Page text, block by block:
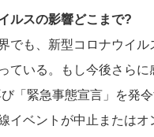
ルスの影響どこまで?
でも、新型コロナウイル
ている。もし今後さらに
「緊急事態宣言」を発
イベントが中止またはオ